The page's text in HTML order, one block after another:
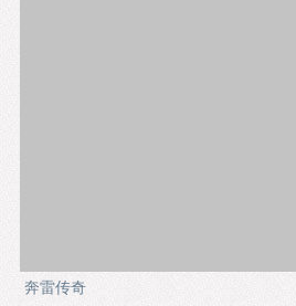
奔雷传奇